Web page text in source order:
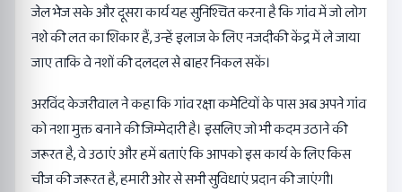
जेल भेज सके और दूसरा कार्य यह सुनिश्चित करना है कि गांव में जो लोग
नशे की लत का शिकार हैं, उन्हें इलाज के लिए नजदीकी केंद्र में ले जाया
जाए ताकि वे नशों की दलदल से बाहर निकल सकें।
अरविंद केजरीवाल ने कहा कि गांव रक्षा कमेटियों के पास अब अपने गांव
को नशा मुक्त बनाने की जिम्मेदारी है। इसलिए जो भी कदम उठाने की
जरूरत है, वे उठाएं और हमें बताएं कि आपको इस कार्य के लिए किस
चीज की जरूरत है, हमारी ओर से सभी सुविधाएं प्रदान की जाएंगी।